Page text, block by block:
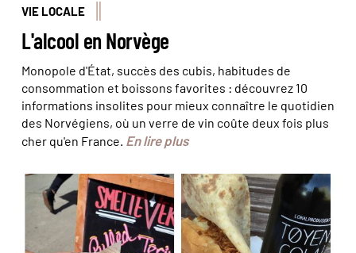
VIE LOCALE
L'alcool en Norvège
Monopole d'État, succès des cubis, habitudes de
consommation et boissons favorites : découvrez 10
informations insolites pour mieux connaître le quotidien
des Norvégiens, où un verre de vin coûte deux fois plus
cher qu'en France. En lire plus
La Norvège est l'autre pays de la saucisse